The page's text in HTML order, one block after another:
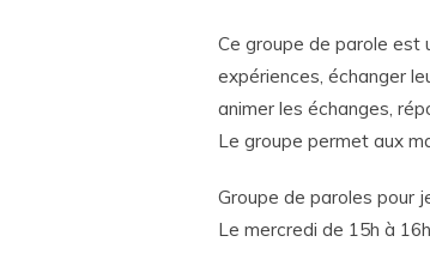
Ce groupe de parole est
expériences, échanger
animer les échanges,
Le groupe permet aux
Groupe de paroles pour
Le mercredi de 15h à